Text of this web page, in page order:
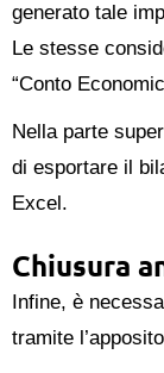
generato tale
Le stesse
“Conto
Nella parte
di esportare il
Excel.
Chiusura
Infine, è
tramite